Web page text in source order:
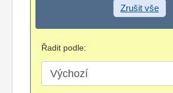
Zrušit vše
Řadit podle: